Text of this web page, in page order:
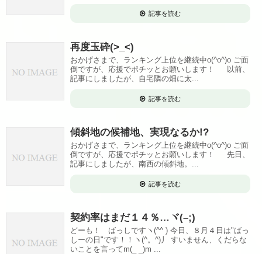
記事を読む
再度玉砕(>_<)
おかげさまで、ランキング上位を継続中o(^o^)o ご面
倒ですが、応援でポチッとお願いします！ 以前、
記事にしましたが、自宅隣の畑に太...
記事を読む
傾斜地の候補地、実現なるか!?
おかげさまで、ランキング上位を継続中o(^o^)o ご面
倒ですが、応援でポチッとお願いします！ 先日、
記事にしましたが、南西の傾斜地。...
記事を読む
契約率はまだ１４％…ヾ(–;)
どーも！ ばっしですヽ(^^ ) 今日、８月４日は"ばっ
しーの日"です！！ヽ(^。^)丿 すいません、くだらな
いことを言ってm(_ _)m ...